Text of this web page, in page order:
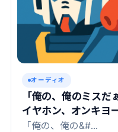
オーディオ
「俺の、俺のミス
イヤホン、オンキヨ
開始
「俺の、俺の&#…